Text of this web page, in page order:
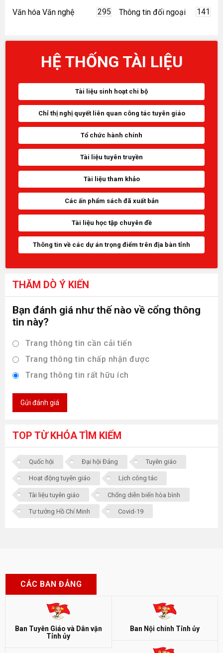
Văn hóa Văn nghệ 295 Thông tin đối ngoại 141
HỆ THỐNG TÀI LIỆU
Tài liệu sinh hoạt chi bộ
Chỉ thị nghị quyết liên quan công tác tuyên giáo
Tổ chức hành chính
Tài liệu tuyên truyền
Tài liệu tham khảo
Các ấn phẩm sách đã xuất bản
Tài liệu học tập chuyên đề
Thông tin về các dự án trọng điểm trên địa bàn tỉnh
THĂM DÒ Ý KIẾN
Bạn đánh giá như thế nào về cổng thông
tin này?
Trang thông tin cần cải tiến
Trang thông tin chấp nhận được
Trang thông tin rất hữu ích
Gửi đánh giá
TOP TỪ KHÓA TÌM KIẾM
Quốc hội Đại hội Đảng Tuyên giáo
Hoạt động tuyên giáo Lịch công tác
Tài liệu tuyên giáo Chống diễn biến hòa bình
Tư tưởng Hồ Chí Minh Covid-19
CÁC BAN ĐẢNG
Ban Tuyên Giáo và Dân vận
Tỉnh ủy
Ban Nội chính Tỉnh ủy